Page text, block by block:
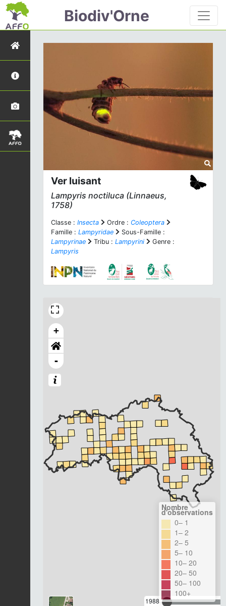
Biodiv'Orne
Ver luisant
Lampyris noctiluca (Linnaeus,
1758)
Classe : Insecta Ordre : Coleoptera
Famille : Lampyridae
Sous-Famille :
Lampyrinae
Tribu : Lampyrini
Genre :
Lampyris
+
-
1988
Nombre
d'observations
0– 1
1– 2
2– 5
5– 10
10– 20
20– 50
50– 100
100+